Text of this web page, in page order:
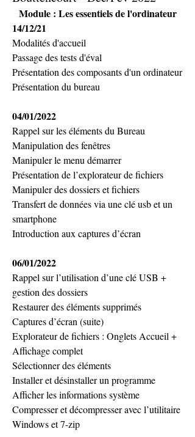
Module : Les essentiels de l'ordinateur
14/12/21
Modalités d'accueil
Passage des tests d'éval
Présentation des composants d'un ordinateur
Présentation du bureau
04/01/2022
Rappel sur les éléments du Bureau
Manipulation des fenêtres
Manipuler le menu démarrer
Présentation de l’explorateur de fichiers
Manipuler des dossiers et fichiers
Transfert de données via une clé usb et un
smartphone
Introduction aux captures d’écran
06/01/2022
Rappel sur l’utilisation d’une clé USB +
gestion des dossiers
Restaurer des éléments supprimés
Captures d’écran (suite)
Explorateur de fichiers : Onglets Accueil +
Affichage complet
Sélectionner des éléments
Installer et désinstaller un programme
Afficher les informations système
Compresser et décompresser avec l’utilitaire
Windows et 7-zip